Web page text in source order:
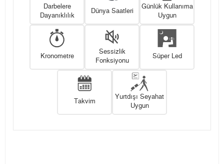
Darbelere
Dayanıklılık
Dünya Saatleri
Günlük Kullanıma
Uygun
Kronometre
Sessizlik
Fonksiyonu
Süper Led
Takvim
Yurtdışı Seyahat
Uygun